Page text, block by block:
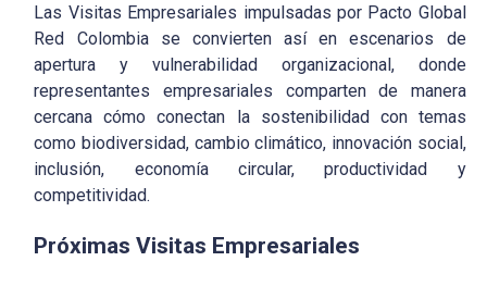
Las Visitas Empresariales impulsadas por Pacto Global
Red Colombia se convierten así en escenarios de
apertura y vulnerabilidad organizacional, donde
representantes empresariales comparten de manera
cercana cómo conectan la sostenibilidad con temas
como biodiversidad, cambio climático, innovación social,
inclusión, economía circular, productividad y
competitividad.
Próximas Visitas Empresariales